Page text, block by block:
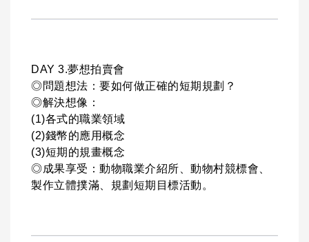
DAY 3.夢想拍賣會
◎問題想法：要如何做正確的短期規劃？
◎解決想像：
(1)各式的職業領域
(2)錢幣的應用概念
(3)短期的規畫概念
◎成果享受：動物職業介紹所、動物村競標會、
製作立體撲滿、規劃短期目標活動。